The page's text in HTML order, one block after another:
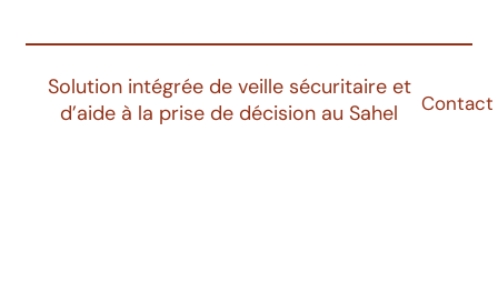
Solution intégrée de veille sécuritaire et
d’aide à la prise de décision au Sahel
Contact